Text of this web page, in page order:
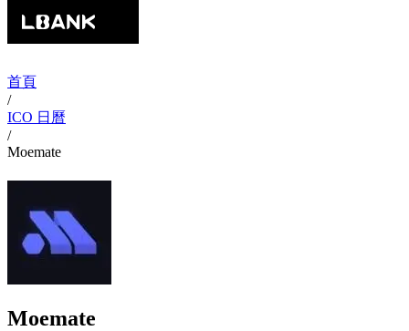
首頁
/
ICO 日曆
/
Moemate
Moemate